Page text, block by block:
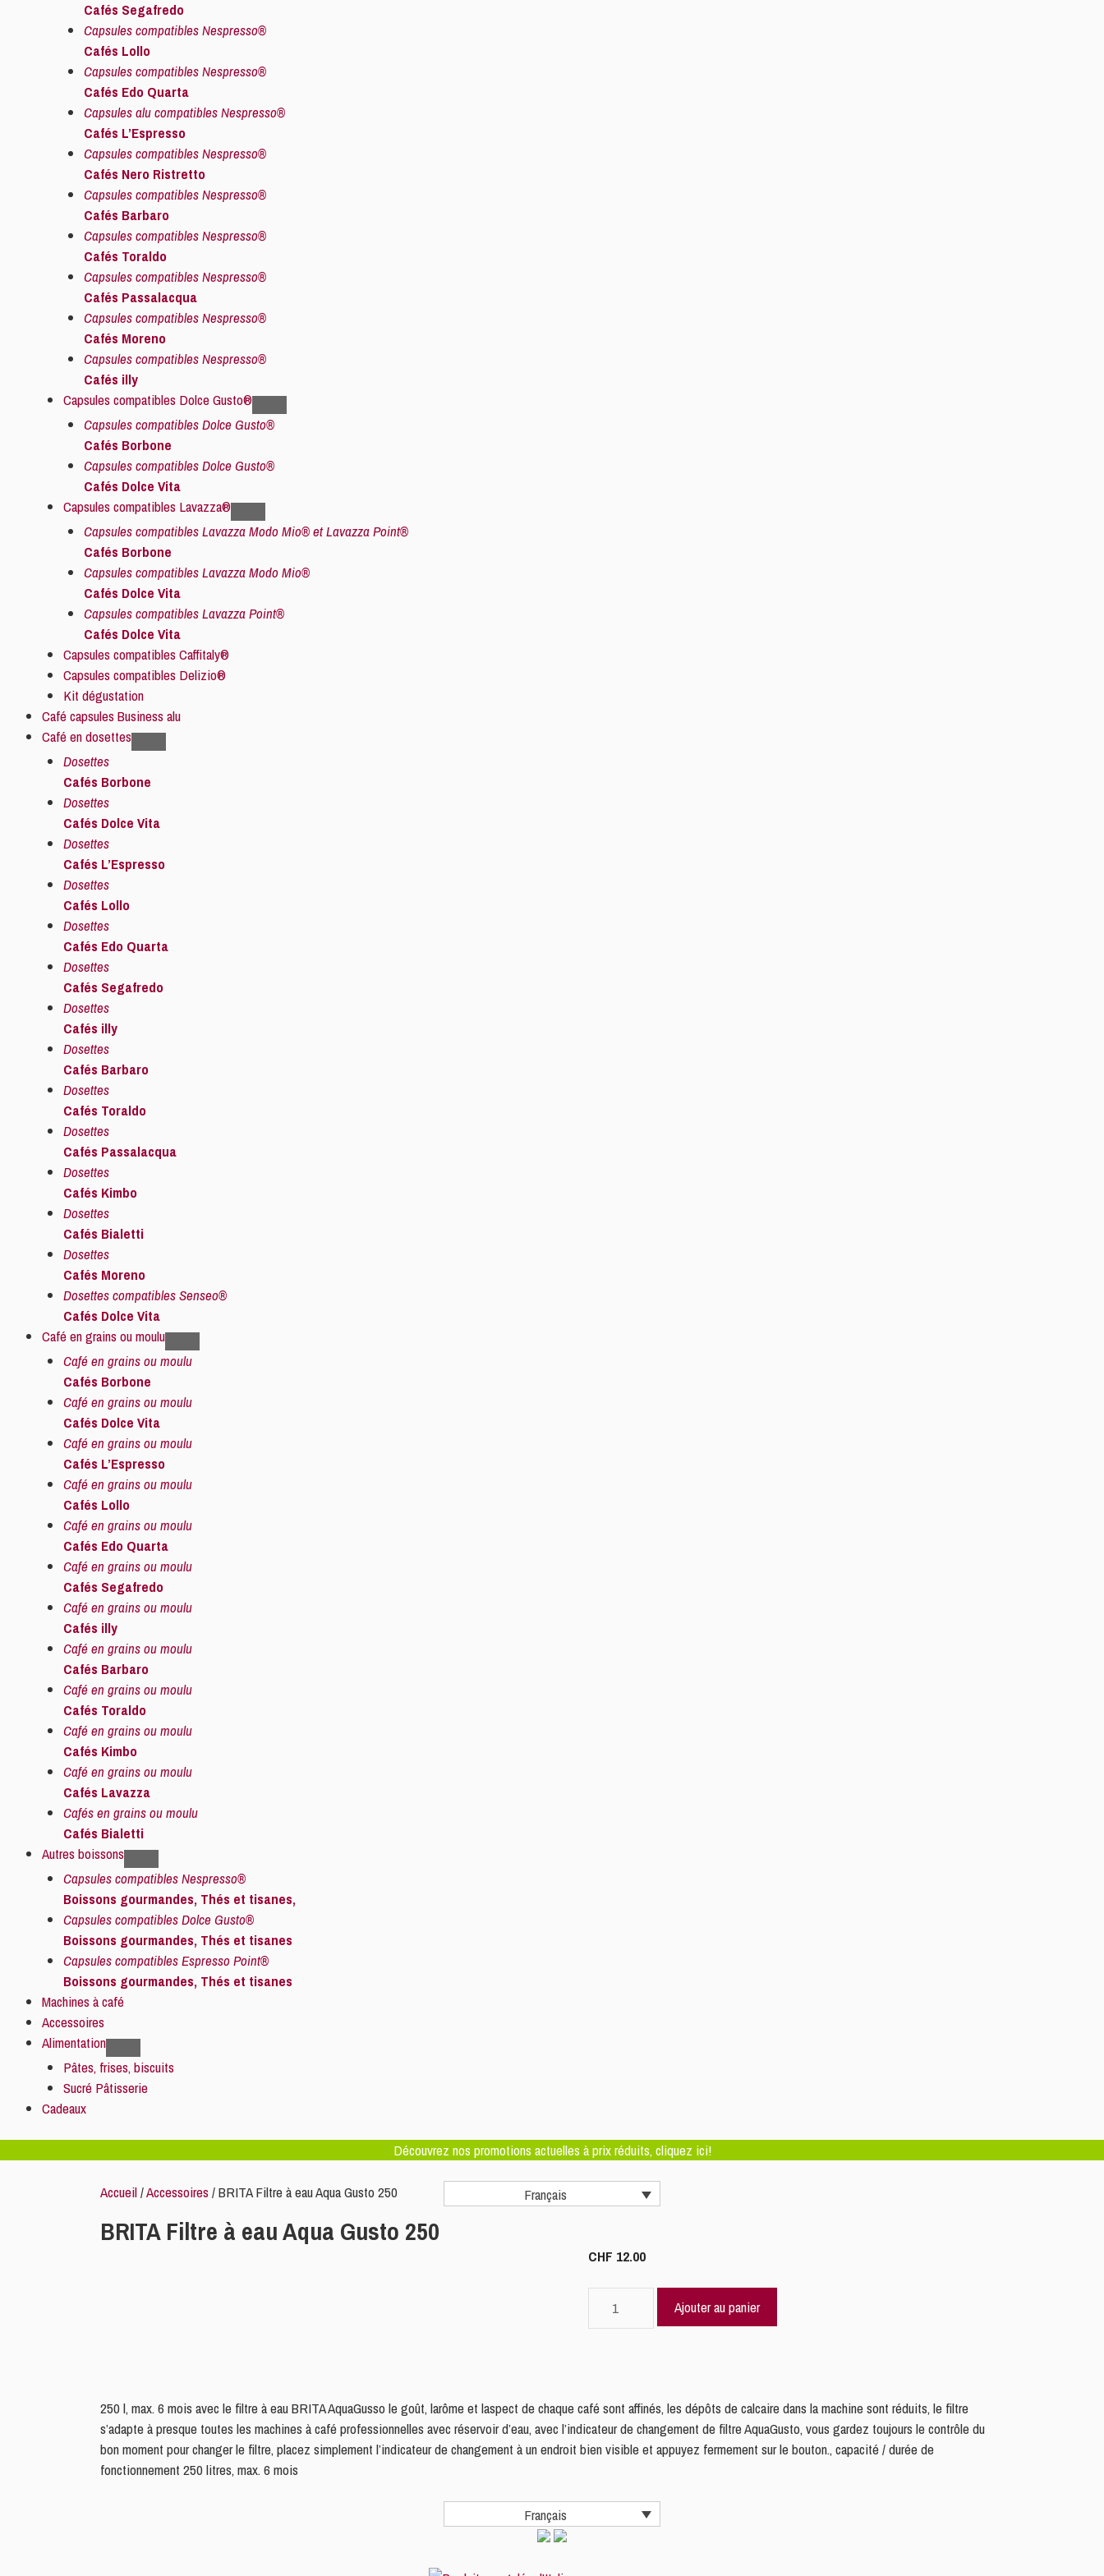
Cafés Segafredo
Capsules compatibles Nespresso®
Cafés Lollo
Capsules compatibles Nespresso®
Cafés Edo Quarta
Capsules alu compatibles Nespresso®
Cafés L’Espresso
Capsules compatibles Nespresso®
Cafés Nero Ristretto
Capsules compatibles Nespresso®
Cafés Barbaro
Capsules compatibles Nespresso®
Cafés Toraldo
Capsules compatibles Nespresso®
Cafés Passalacqua
Capsules compatibles Nespresso®
Cafés Moreno
Capsules compatibles Nespresso®
Cafés illy
Capsules compatibles Dolce Gusto®
Capsules compatibles Dolce Gusto®
Cafés Borbone
Capsules compatibles Dolce Gusto®
Cafés Dolce Vita
Capsules compatibles Lavazza®
Capsules compatibles Lavazza Modo Mio® et Lavazza Point®
Cafés Borbone
Capsules compatibles Lavazza Modo Mio®
Cafés Dolce Vita
Capsules compatibles Lavazza Point®
Cafés Dolce Vita
Capsules compatibles Caffitaly®
Capsules compatibles Delizio®
Kit dégustation
Café capsules Business alu
Café en dosettes
Dosettes
Cafés Borbone
Dosettes
Cafés Dolce Vita
Dosettes
Cafés L’Espresso
Dosettes
Cafés Lollo
Dosettes
Cafés Edo Quarta
Dosettes
Cafés Segafredo
Dosettes
Cafés illy
Dosettes
Cafés Barbaro
Dosettes
Cafés Toraldo
Dosettes
Cafés Passalacqua
Dosettes
Cafés Kimbo
Dosettes
Cafés Bialetti
Dosettes
Cafés Moreno
Dosettes compatibles Senseo®
Cafés Dolce Vita
Café en grains ou moulu
Café en grains ou moulu
Cafés Borbone
Café en grains ou moulu
Cafés Dolce Vita
Café en grains ou moulu
Cafés L’Espresso
Café en grains ou moulu
Cafés Lollo
Café en grains ou moulu
Cafés Edo Quarta
Café en grains ou moulu
Cafés Segafredo
Café en grains ou moulu
Cafés illy
Café en grains ou moulu
Cafés Barbaro
Café en grains ou moulu
Cafés Toraldo
Café en grains ou moulu
Cafés Kimbo
Café en grains ou moulu
Cafés Lavazza
Cafés en grains ou moulu
Cafés Bialetti
Autres boissons
Capsules compatibles Nespresso®
Boissons gourmandes, Thés et tisanes,
Capsules compatibles Dolce Gusto®
Boissons gourmandes, Thés et tisanes
Capsules compatibles Espresso Point®
Boissons gourmandes, Thés et tisanes
Machines à café
Accessoires
Alimentation
Pâtes, frises, biscuits
Sucré Pâtisserie
Cadeaux
Découvrez nos promotions actuelles à prix réduits, cliquez ici!
Français
Accueil/Accessoires/ BRITA Filtre à eau Aqua Gusto 250
BRITA Filtre à eau Aqua Gusto 250
CHF 12.00
eau
Aqua
Gusto
250
Ajouter au panier
250 l, max. 6 mois avec le filtre à eau BRITA AquaGusso le goût, larôme et laspect de chaque café sont affinés, les dépôts de calcaire dans la machine sont réduits, le filtre
s’adapte à presque toutes les machines à café professionnelles avec réservoir d’eau, avec l’indicateur de changement de filtre AquaGusto, vous gardez toujours le contrôle du
bon moment pour changer le filtre, placez simplement l’indicateur de changement à un endroit bien visible et appuyez fermement sur le bouton., capacité / durée de
fonctionnement 250 litres, max. 6 mois
Français